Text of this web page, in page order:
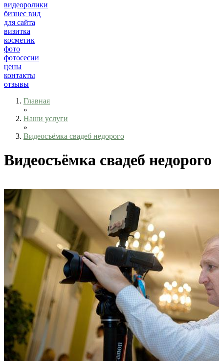
видеоролики
бизнес вид
для сайта
визитка
косметик
фото
фотосесии
цены
контакты
отзывы
Главная
»
Наши услуги
»
Видеосъёмка свадеб недорого
Видеосъёмка свадеб недорого